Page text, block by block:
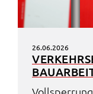
26.06.2026